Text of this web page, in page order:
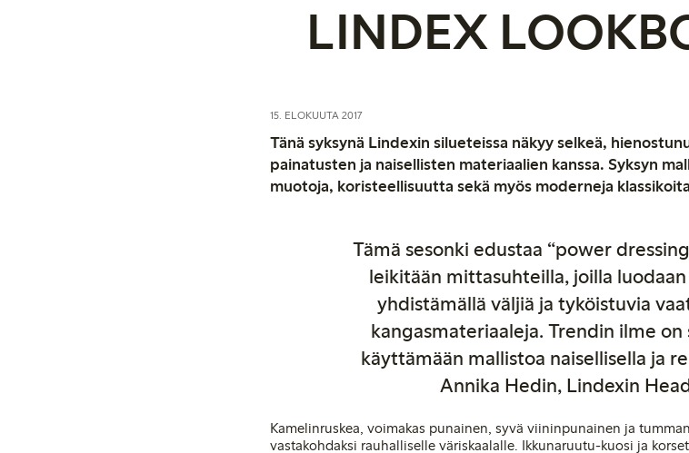
LINDEX
15. ELOKUUTA 2017
Tänä syksynä Lindexin silueteissa näkyy selkeä,
painatusten ja naisellisten materiaalien kanssa. Syksyn
muotoja, koristeellisuutta sekä myös moderneja
Tämä sesonki edustaa “power
leikitään mittasuhteilla, joilla
yhdistämällä väljiä ja tyköistuvia
kangasmateriaaleja. Trendin ilme on
käyttämään mallistoa naisellisella ja
Annika Hedin, Lindexin
Kamelinruskea, voimakas punainen, syvä viininpunainen ja
vastakohdaksi rauhalliselle väriskaalalle. Ikkunaruutu-kuosi ja